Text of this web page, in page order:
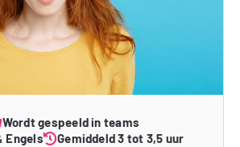
Wordt gespeeld in teams
Engels
Gemiddeld 3 tot 3,5 uur